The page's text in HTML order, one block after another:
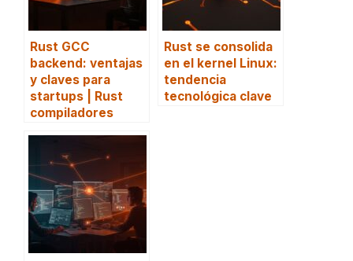
Rust GCC
backend: ventajas
y claves para
startups | Rust
compiladores
Rust se consolida
en el kernel Linux:
tendencia
tecnológica clave